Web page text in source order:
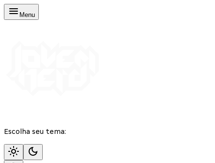
Menu
Escolha seu tema: